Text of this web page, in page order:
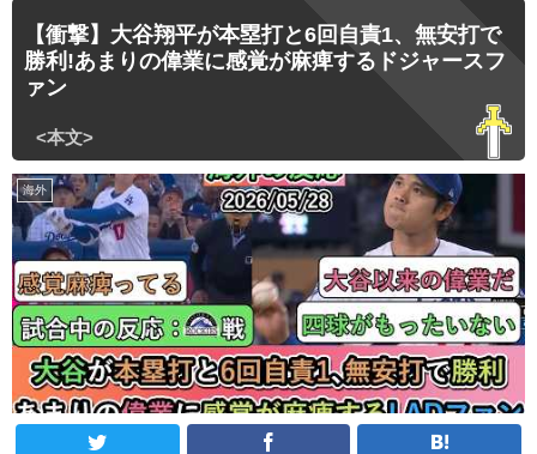
【衝撃】大谷翔平が本塁打と6回自責1、無安打で
勝利!あまりの偉業に感覚が麻痺するドジャースフ
ァン
海外